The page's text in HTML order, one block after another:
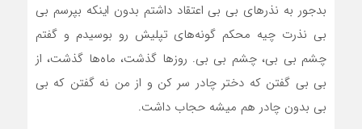
بدجور به نذرهای بی بی اعتقاد داشتم بدون اینکه بپرسم بی
بی نذرت چیه محکم گونه‌های تپلیش رو بوسیدم و گفتم
چشم بی بی، چشم بی بی. روزها گذشت، ماه‌ها گذشت، از
بی بی گفتن که دختر چادر سر کن و از من نه گفتن که بی
بی بدون چادر هم میشه حجاب داشت.